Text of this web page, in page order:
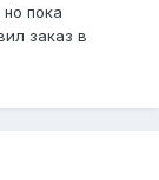
пока
заказ в